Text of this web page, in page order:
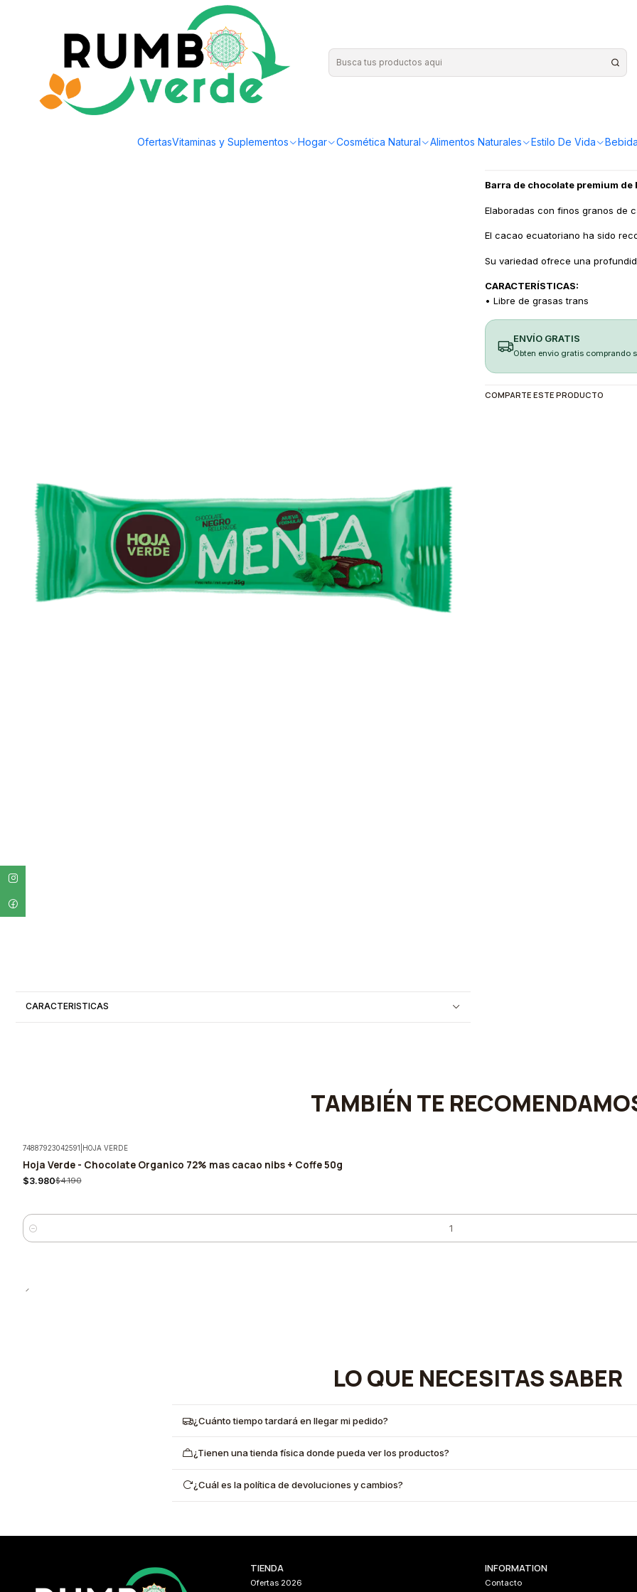
OfertasVitaminas y Suplementos Hogar Cosmética Natural Alimentos Naturales Estilo De Vida
Envío gratis por compras sobre los 59.990 en la provincia de Santiago
Special foods Orgánicos Hoja verde - Choco Menta 35g
CARACTERISTICAS
¡Compra más y
Barra de chocolate premium de
Elaboradas con finos granos de
El cacao ecuatoriano ha sido
Su variedad ofrece una
CARACTERÍSTICAS:
• Libre de grasas trans
ENVÍO GRATIS
Obten envio gratis comprando
COMPARTE ESTE PRODUCTO
TAMBIÉN TE
-5%
74887923042591 HOJA VERDE
Hoja Verde - Chocolate Organico 72% mas cacao nibs + Coffe 50g
$3.980$4.190
Quantity
LO QUE NECESITAS SABER
¿Cuánto tiempo tardará en llegar mi pedido?
¿Tienen una tienda física donde pueda ver los productos?
¿Cuál es la política de devoluciones y cambios?
TIENDA
Ofertas 2026
INFORMATION
Contacto